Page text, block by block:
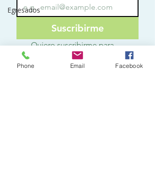
Egresados
Suscribirme
Quiero suscribirme para
recibir notificaciones.
Phone Email Facebook